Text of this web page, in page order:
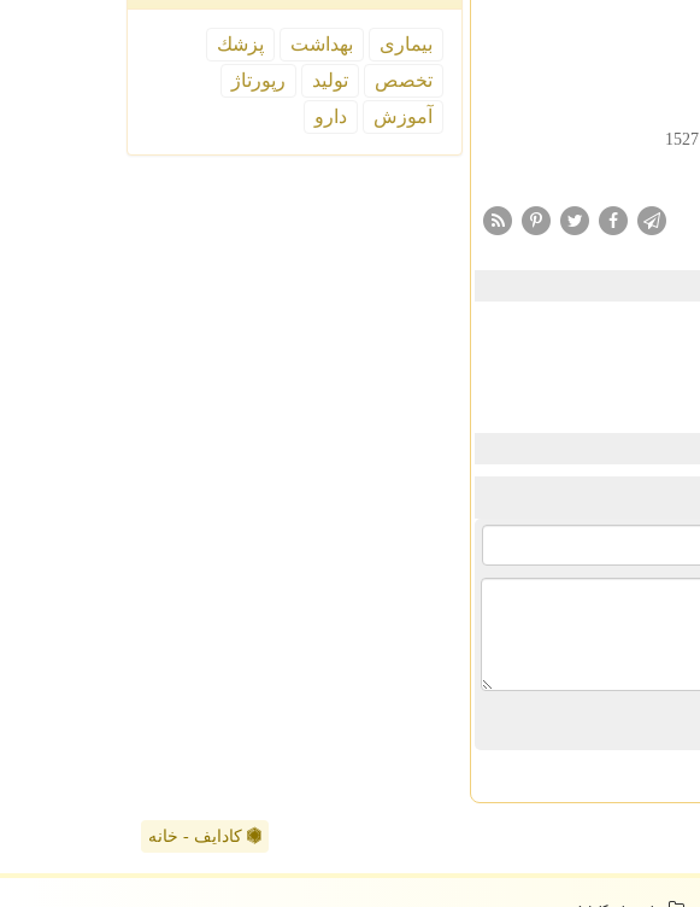
1527
بیماری بهداشت
پزشك
تخصص
تولید
رپورتاژ
آموزش
دارو
کادایف - خانه